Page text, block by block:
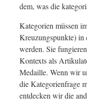
dem, was die
Kategorien müssen
Kreuzungspunkte) in
werden. Sie
Kontexts als
Medaille. Wenn wir
die Kategorienfrage
entdecken wir die